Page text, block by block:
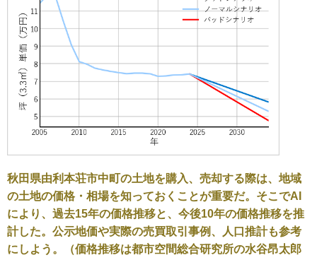
秋田県由利本荘市中町の土地を購入、売却する際は、地域
の土地の価格・相場を知っておくことが重要だ。そこでAI
により、過去15年の価格推移と、今後10年の価格推移を推
計した。公示地価や実際の売買取引事例、人口推計も参考
にしよう。（価格推移は都市空間総合研究所の水谷昂太郎